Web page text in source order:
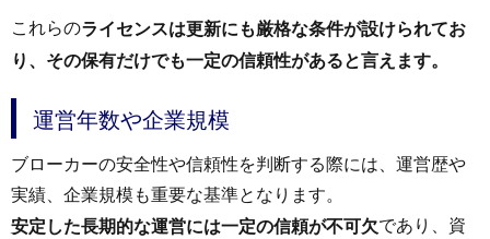
これらのライセンスは更新にも厳格な条件が設けられてお
り、その保有だけでも一定の信頼性があると言えます。
運営年数や企業規模
ブローカーの安全性や信頼性を判断する際には、運営歴や
実績、企業規模も重要な基準となります。
安定した長期的な運営には一定の信頼が不可欠であり、資